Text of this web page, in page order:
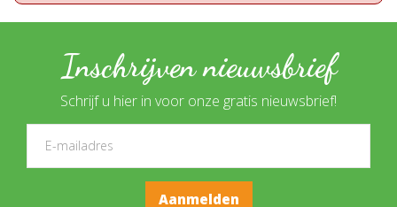
Inschrijven nieuwsbrief
Schrijf u hier in voor onze gratis nieuwsbrief!